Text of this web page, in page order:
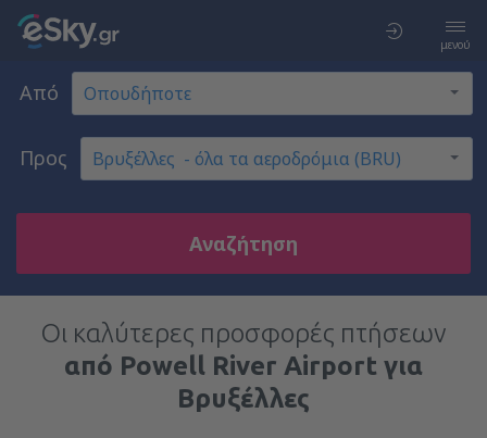
μενού
Από
Προς
Αναζήτηση
Οι καλύτερες προσφορές πτήσεων
από Powell River Airport για
Βρυξέλλες